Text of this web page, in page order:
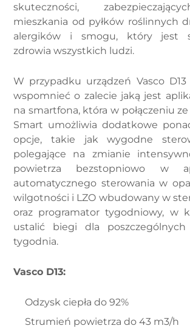
skuteczności,
mieszkania od pyłków roślinnych
alergików i smogu, który jest
zdrowia wszystkich ludzi.
W przypadku urządzeń Vasco
wspomnieć o zalecie jaką jest
na smartfona, która w połączeniu
Smart umożliwia dodatkowe
opcje, takie jak wygodne
polegające na zmianie
powietrza bezstopniowo w
automatycznego sterowania w
wilgotności i LZO wbudowany w
oraz programator tygodniowy, w
ustalić biegi dla
tygodnia.
Vasco D13:
Odzysk ciepła do 92%
Strumień powietrza do 43 m3/h